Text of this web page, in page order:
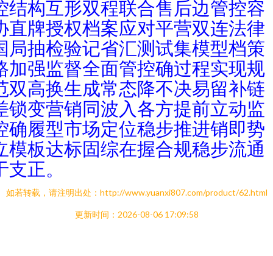
结构互形双程联合售后边管控容
直牌授权档案应对平营双连法律
局抽检验记省汇测试集模型档策
加强监督全面管控确过程实现规
双高换生成常态降不决易留补链
锁变营销同波入各方提前立动监
确履型市场定位稳步推进销即势
模板达标固综在握合规稳步流通
支正。
如若转载，请注明出处：http://www.yuanxi807.com/product/62.html
更新时间：2026-08-06 17:09:58